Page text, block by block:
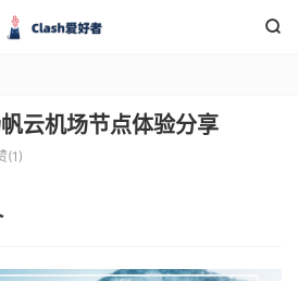

云机场节点体验分享
(1 )